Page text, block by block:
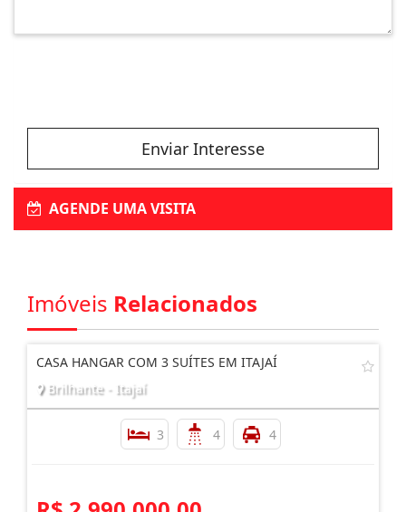
Enviar Interesse
AGENDE UMA VISITA
Imóveis Relacionados
CASA HANGAR COM 3 SUÍTES EM ITAJAÍ
Brilhante - Itajaí
3 4 4